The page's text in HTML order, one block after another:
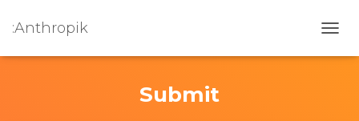
:Anthropik
Submit